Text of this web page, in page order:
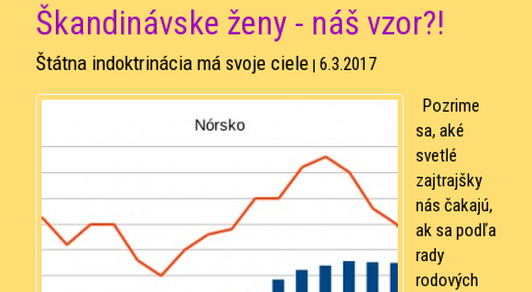
Škandinávske ženy - náš vzor?!
Štátna indoktrinácia má svoje ciele| 6.3.2017
Pozrime
sa, aké
svetlé
zajtrajšky
nás čakajú,
ak sa podľa
rady
rodových